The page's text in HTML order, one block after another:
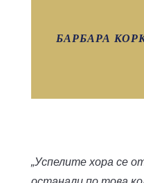
БАРБАРА
„Успелите хора се